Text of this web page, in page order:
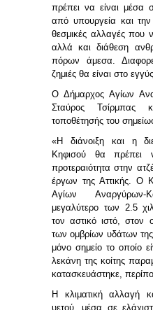
πρέπει να είναι μέσα
από υπουργεία και την
θεσμικές αλλαγές που
αλλά και διάθεση
πόρων άμεσα.
ζημιές θα είναι στο
Ο Δήμαρχος Αγίων
Σταύρος Τσίρμπας
τοποθέτησής του
«Η διάνοιξη και η
Κηφισού θα πρέπει
προτεραιότητα στην
έργων της Αττικής. Ο
Αγίων
μεγαλύτερο των 2.5
τον αστικό ιστό, στον
των ομβρίων υδάτων
μόνο σημείο το οποίο
λεκάνη της κοίτης
κατασκευάστηκε,
Η κλιματική αλλαγή
υετού, μέσα σε